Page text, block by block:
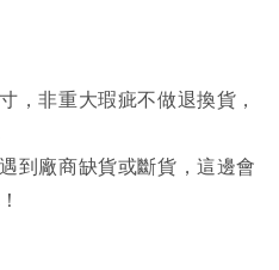
，非重大瑕疵不做退換貨，
到廠商缺貨或斷貨，這邊會